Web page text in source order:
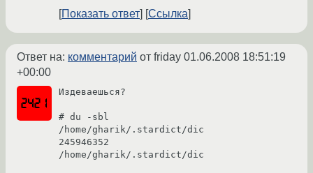
Показать ответ Ссылка
Ответ на: комментарий от friday 01.06.2008 18:51:19
+00:00
Издеваешься?
# du -sbl
/home/gharik/.stardict/dic
245946352